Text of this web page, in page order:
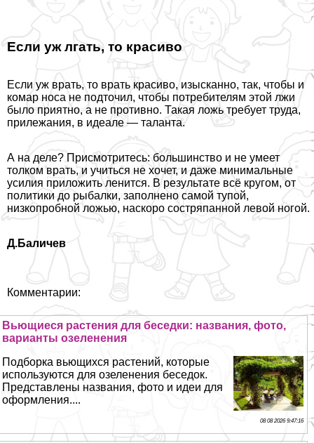
Если уж лгать, то красиво
Если уж врать, то врать красиво, изысканно, так, чтобы и
комар носа не подточил, чтобы потребителям этой лжи
было приятно, а не противно. Такая ложь требует труда,
прилежания, в идеале — таланта.
А на деле? Присмотритесь: большинство и не умеет
толком врать, и учиться не хочет, и даже минимальные
усилия приложить ленится. В результате всё кругом, от
политики до рыбалки, заполнено самой тупой,
низкопробной ложью, наскоро состряпанной левой ногой.
Д.Баличев
Комментарии:
Вьющиеся растения для беседки: названия, фото,
варианты озеленения
Подборка вьющихся растений, которые
используются для озеленения беседок.
Представлены названия, фото и идеи для
оформления....
08 08 2026 9:47:16